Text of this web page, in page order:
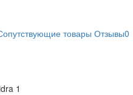
товары Отзывы0